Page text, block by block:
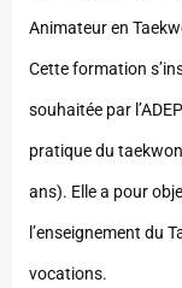
Animateur en
Cette formation
souhaitée par
pratique du
ans). Elle a pour
l’enseignement du
vocations.